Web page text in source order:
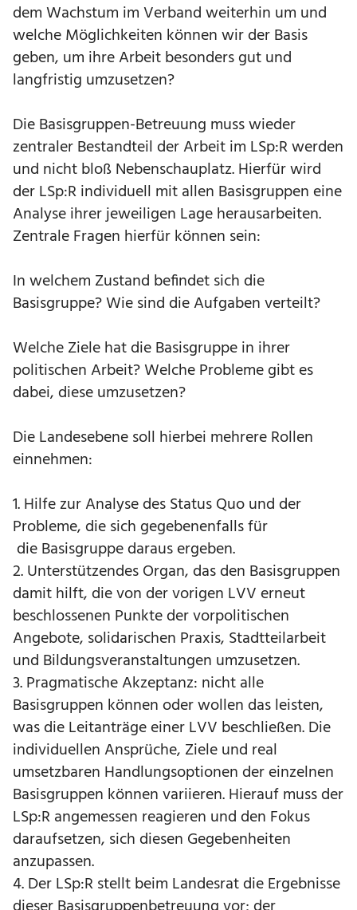
dem Wachstum im Verband weiterhin um und
welche Möglichkeiten können wir der Basis
geben, um ihre Arbeit besonders gut und
langfristig umzusetzen?
Die Basisgruppen-Betreuung muss wieder
zentraler Bestandteil der Arbeit im LSp:R werden
und nicht bloß Nebenschauplatz. Hierfür wird
der LSp:R individuell mit allen Basisgruppen eine
Analyse ihrer jeweiligen Lage herausarbeiten.
Zentrale Fragen hierfür können sein:
In welchem Zustand befindet sich die
Basisgruppe? Wie sind die Aufgaben verteilt?
Welche Ziele hat die Basisgruppe in ihrer
politischen Arbeit? Welche Probleme gibt es
dabei, diese umzusetzen?
Die Landesebene soll hierbei mehrere Rollen
einnehmen:
1. Hilfe zur Analyse des Status Quo und der
Probleme, die sich gegebenenfalls für
die Basisgruppe daraus ergeben.
2. Unterstützendes Organ, das den Basisgruppen
damit hilft, die von der vorigen LVV erneut
beschlossenen Punkte der vorpolitischen
Angebote, solidarischen Praxis, Stadtteilarbeit
und Bildungsveranstaltungen umzusetzen.
3. Pragmatische Akzeptanz: nicht alle
Basisgruppen können oder wollen das leisten,
was die Leitanträge einer LVV beschließen. Die
individuellen Ansprüche, Ziele und real
umsetzbaren Handlungsoptionen der einzelnen
Basisgruppen können variieren. Hierauf muss der
LSp:R angemessen reagieren und den Fokus
daraufsetzen, sich diesen Gegebenheiten
anzupassen.
4. Der LSp:R stellt beim Landesrat die Ergebnisse